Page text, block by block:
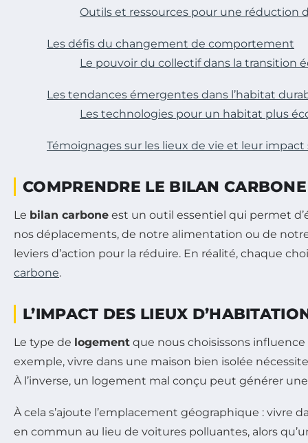
Outils et ressources pour une réduction
Les défis du changement de comportement
Le pouvoir du collectif dans la transition
Les tendances émergentes dans l’habitat
Les technologies pour un habitat plus
Témoignages sur les lieux de vie et leur
COMPRENDRE LE BILAN CARBONE
Le bilan carbone est un outil essentiel qui permet
nos déplacements, de notre alimentation ou de
leviers d’action pour la réduire. En réalité, chaque
carbone.
L’IMPACT DES LIEUX
Le type de logement que nous choisissons
exemple, vivre dans une maison bien isolée
À l’inverse, un logement mal conçu peut générer
À cela s’ajoute l’emplacement géographique : vivre
en commun au lieu de voitures polluantes, alors